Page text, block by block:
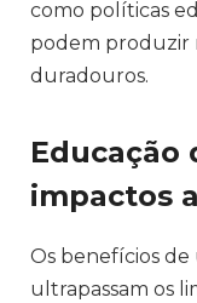
como políticas
podem produzir
duradouros.
Educação
impactos
Os benefícios
ultrapassam os